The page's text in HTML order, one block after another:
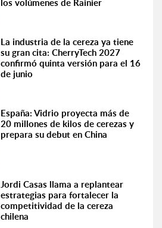
los volúmenes de Rainier
La industria de la cereza ya tiene
su gran cita: CherryTech 2027
confirmó quinta versión para el 16
de junio
España: Vidrio proyecta más de
20 millones de kilos de cerezas y
prepara su debut en China
Jordi Casas llama a replantear
estrategias para fortalecer la
competitividad de la cereza
chilena